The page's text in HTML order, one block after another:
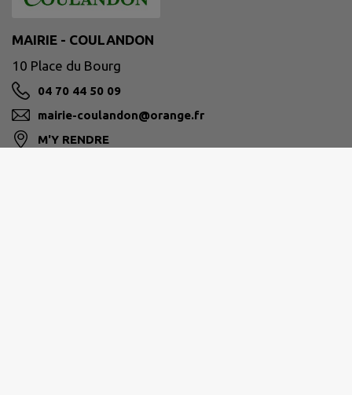
MAIRIE - COULANDON
10 Place du Bourg
04 70 44 50 09
mairie-coulandon@orange.fr
M'Y RENDRE